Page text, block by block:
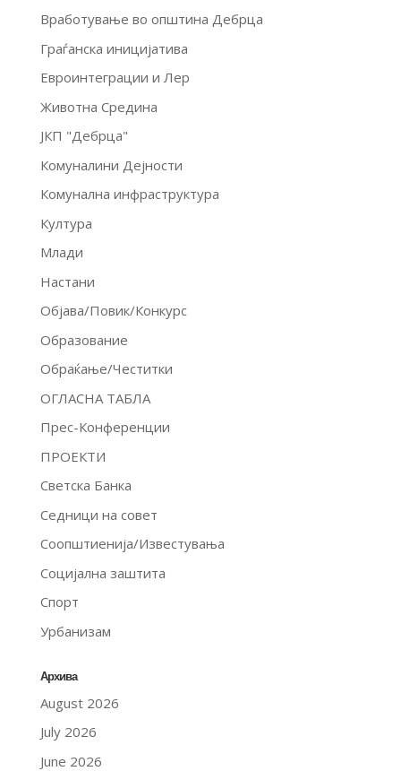
Вработување во општина Дебрца
Граѓанска иницијатива
Евроинтеграции и Лер
Животна Средина
ЈКП "Дебрца"
Комуналини Дејности
Комунална инфраструктура
Култура
Млади
Настани
Објава/Повик/Конкурс
Образование
Обраќање/Честитки
ОГЛАСНА ТАБЛА
Прес-Конференции
ПРОЕКТИ
Светска Банка
Седници на совет
Соопштиенија/Известувања
Социјална заштита
Спорт
Урбанизам
Архива
August 2026
July 2026
June 2026